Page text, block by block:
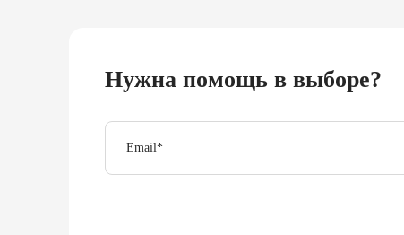
Нужна помощь в выборе?
Email*